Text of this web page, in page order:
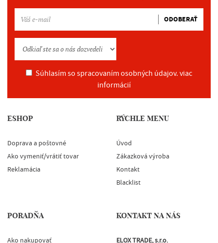
ODOBERAŤ
Súhlasím so spracovaním osobných údajov. viac
informácií
ESHOP
Doprava a poštovné
Ako vymeniť/vrátiť tovar
Reklamácia
RÝCHLE MENU
Úvod
Zákazková výroba
Kontakt
Blacklist
PORADŇA
Ako nakupovať
KONTAKT NA NÁS
ELOX TRADE, s.r.o.